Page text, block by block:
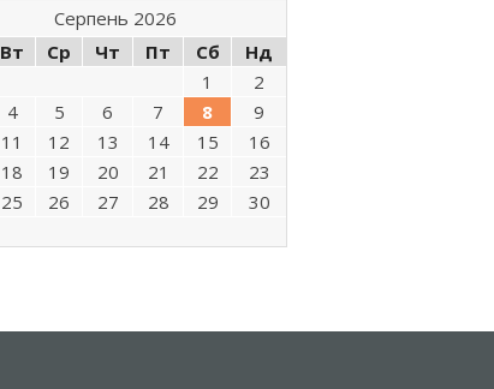
Серпень 2026
Вт Ср Чт Пт Сб
Нд
1
2
4 5 6 7 8
9
11 12 13 14 15
16
18 19 20 21 22
23
25 26 27 28 29
30